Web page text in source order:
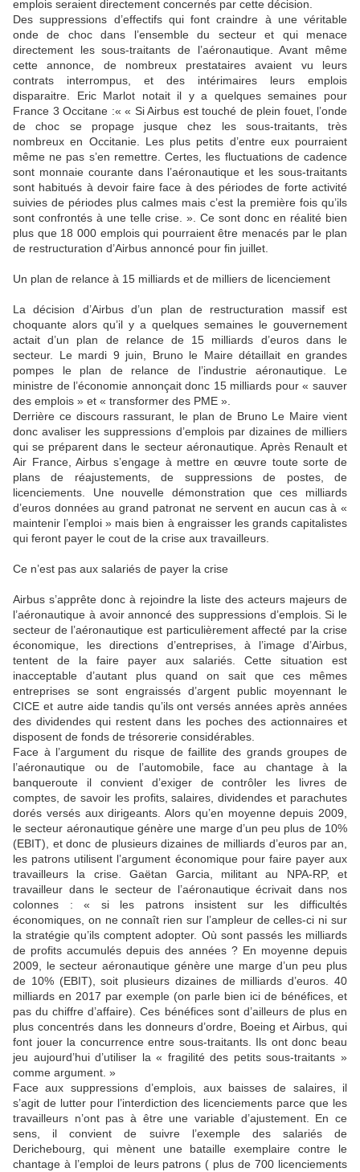
emplois seraient directement concernés par cette décision.
Des suppressions d’effectifs qui font craindre à une véritable
onde de choc dans l’ensemble du secteur et qui menace
directement les sous-traitants de l’aéronautique. Avant même
cette annonce, de nombreux prestataires avaient vu leurs
contrats interrompus, et des intérimaires leurs emplois
disparaitre. Eric Marlot notait il y a quelques semaines pour
France 3 Occitane :« « Si Airbus est touché de plein fouet, l’onde
de choc se propage jusque chez les sous-traitants, très
nombreux en Occitanie. Les plus petits d’entre eux pourraient
même ne pas s’en remettre. Certes, les fluctuations de cadence
sont monnaie courante dans l’aéronautique et les sous-traitants
sont habitués à devoir faire face à des périodes de forte activité
suivies de périodes plus calmes mais c’est la première fois qu’ils
sont confrontés à une telle crise. ». Ce sont donc en réalité bien
plus que 18 000 emplois qui pourraient être menacés par le plan
de restructuration d’Airbus annoncé pour fin juillet.
Un plan de relance à 15 milliards et de milliers de licenciement
La décision d’Airbus d’un plan de restructuration massif est
choquante alors qu’il y a quelques semaines le gouvernement
actait d’un plan de relance de 15 milliards d’euros dans le
secteur. Le mardi 9 juin, Bruno le Maire détaillait en grandes
pompes le plan de relance de l’industrie aéronautique. Le
ministre de l’économie annonçait donc 15 milliards pour « sauver
des emplois » et « transformer des PME ».
Derrière ce discours rassurant, le plan de Bruno Le Maire vient
donc avaliser les suppressions d’emplois par dizaines de milliers
qui se préparent dans le secteur aéronautique. Après Renault et
Air France, Airbus s’engage à mettre en œuvre toute sorte de
plans de réajustements, de suppressions de postes, de
licenciements. Une nouvelle démonstration que ces milliards
d’euros données au grand patronat ne servent en aucun cas à «
maintenir l’emploi » mais bien à engraisser les grands capitalistes
qui feront payer le cout de la crise aux travailleurs.
Ce n’est pas aux salariés de payer la crise
Airbus s’apprête donc à rejoindre la liste des acteurs majeurs de
l’aéronautique à avoir annoncé des suppressions d’emplois. Si le
secteur de l’aéronautique est particulièrement affecté par la crise
économique, les directions d’entreprises, à l’image d’Airbus,
tentent de la faire payer aux salariés. Cette situation est
inacceptable d’autant plus quand on sait que ces mêmes
entreprises se sont engraissés d’argent public moyennant le
CICE et autre aide tandis qu’ils ont versés années après années
des dividendes qui restent dans les poches des actionnaires et
disposent de fonds de trésorerie considérables.
Face à l’argument du risque de faillite des grands groupes de
l’aéronautique ou de l’automobile, face au chantage à la
banqueroute il convient d’exiger de contrôler les livres de
comptes, de savoir les profits, salaires, dividendes et parachutes
dorés versés aux dirigeants. Alors qu’en moyenne depuis 2009,
le secteur aéronautique génère une marge d’un peu plus de 10%
(EBIT), et donc de plusieurs dizaines de milliards d’euros par an,
les patrons utilisent l’argument économique pour faire payer aux
travailleurs la crise. Gaëtan Garcia, militant au NPA-RP, et
travailleur dans le secteur de l’aéronautique écrivait dans nos
colonnes : « si les patrons insistent sur les difficultés
économiques, on ne connaît rien sur l’ampleur de celles-ci ni sur
la stratégie qu’ils comptent adopter. Où sont passés les milliards
de profits accumulés depuis des années ? En moyenne depuis
2009, le secteur aéronautique génère une marge d’un peu plus
de 10% (EBIT), soit plusieurs dizaines de milliards d’euros. 40
milliards en 2017 par exemple (on parle bien ici de bénéfices, et
pas du chiffre d’affaire). Ces bénéfices sont d’ailleurs de plus en
plus concentrés dans les donneurs d’ordre, Boeing et Airbus, qui
font jouer la concurrence entre sous-traitants. Ils ont donc beau
jeu aujourd’hui d’utiliser la « fragilité des petits sous-traitants »
comme argument. »
Face aux suppressions d’emplois, aux baisses de salaires, il
s’agit de lutter pour l’interdiction des licenciements parce que les
travailleurs n’ont pas à être une variable d’ajustement. En ce
sens, il convient de suivre l’exemple des salariés de
Derichebourg, qui mènent une bataille exemplaire contre le
chantage à l’emploi de leurs patrons ( plus de 700 licenciements